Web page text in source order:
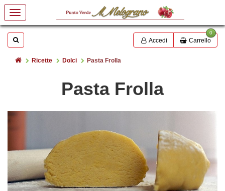
Cerca Accedi
0
Carrello
HomeRicette Dolci Pasta Frolla
Pasta Frolla